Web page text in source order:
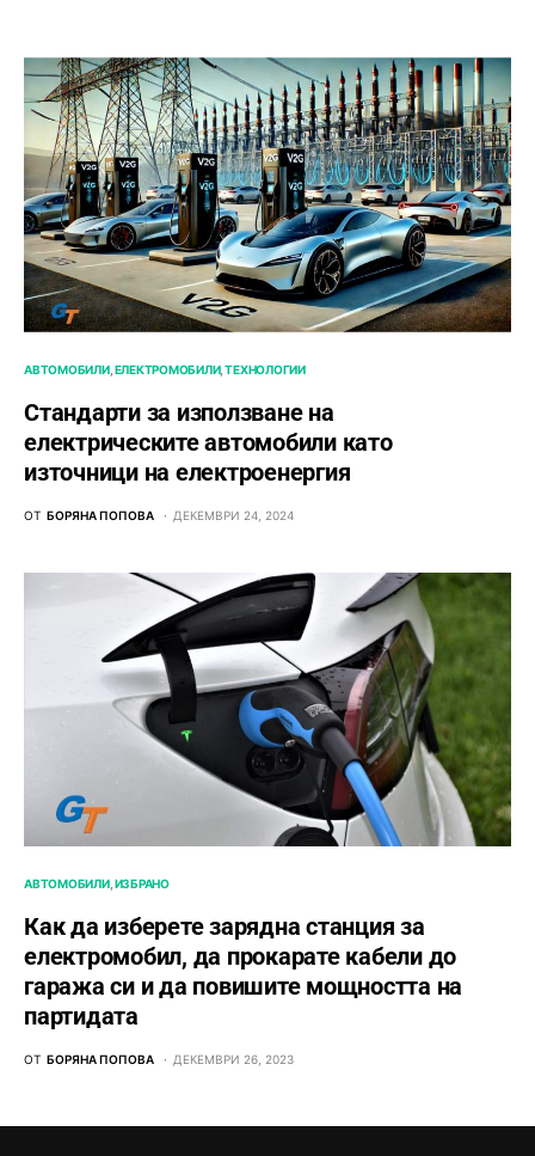
АВТОМОБИЛИ ЕЛЕКТРОМОБИЛИ ТЕХНОЛОГИИ
Стандарти за използване на
електрическите автомобили като
източници на електроенергия
ОТ БОРЯНА ПОПОВА ДЕКЕМВРИ 24, 2024
АВТОМОБИЛИ ИЗБРАНО
Как да изберете зарядна станция за
електромобил, да прокарате кабели до
гаража си и да повишите мощността на
партидата
ОТ БОРЯНА ПОПОВА ДЕКЕМВРИ 26, 2023